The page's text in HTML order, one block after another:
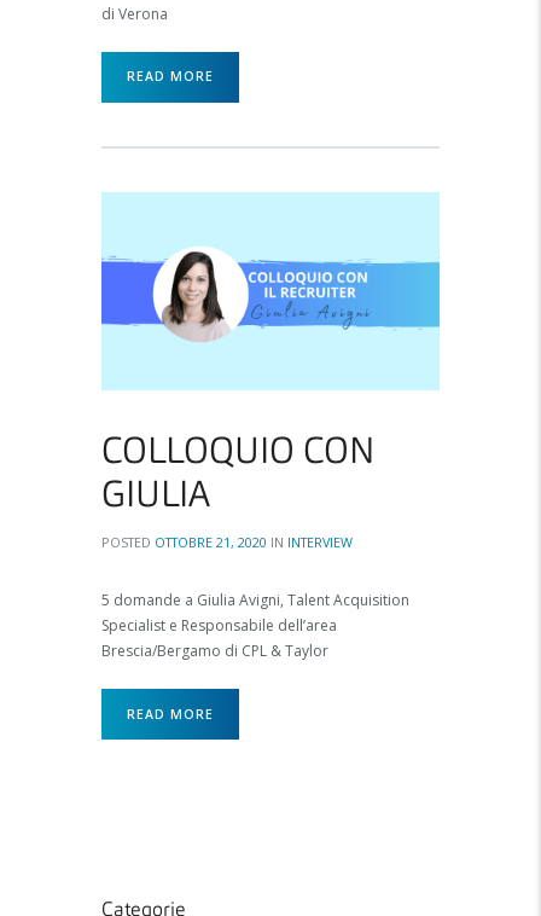
di Verona
READ MORE
COLLOQUIO CON
GIULIA
POSTED OTTOBRE 21, 2020 IN INTERVIEW
5 domande a Giulia Avigni, Talent Acquisition
Specialist e Responsabile dell’area
Brescia/Bergamo di CPL & Taylor
READ MORE
Categorie